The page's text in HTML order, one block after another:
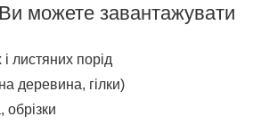
можете завантажувати
листяних порід
деревина, гілки)
обрізки